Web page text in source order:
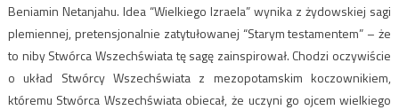
Beniamin Netanjahu. Idea “Wielkiego Izraela” wynika z żydowskiej sagi
plemiennej, pretensjonalnie zatytułowanej “Starym testamentem” – że
to niby Stwórca Wszechświata tę sagę zainspirował. Chodzi oczywiście
o układ Stwórcy Wszechświata z mezopotamskim koczownikiem,
któremu Stwórca Wszechświata obiecał, że uczyni go ojcem wielkiego